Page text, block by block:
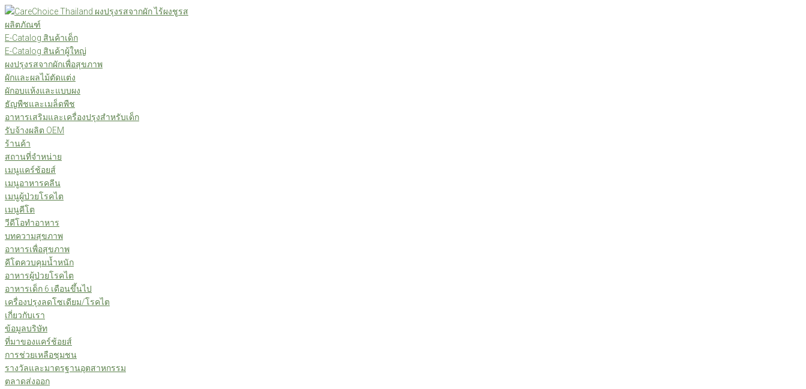
Skip
to
content
ผลิตภัณฑ์
E-Catalog สินค้าเด็ก
E-Catalog สินค้าผู้ใหญ่
ผงปรุงรสจากผักเพื่อสุขภาพ
ผักและผลไม้ตัดแต่ง
ผักอบแห้งและแบบผง
ธัญพืชและเมล็ดพืช
อาหารเสริมและเครื่องปรุงสำหรับเด็ก
รับจ้างผลิต OEM
ร้านค้า
สถานที่จำหน่าย
เมนูแคร์ช้อยส์
เมนูอาหารคลีน
เมนูผู้ป่วยโรคไต
เมนูคีโต
วีดีโอทำอาหาร
บทความสุขภาพ
อาหารเพื่อสุขภาพ
คีโตควบคุมน้ำหนัก
อาหารผู้ป่วยโรคไต
อาหารเด็ก 6 เดือนขึ้นไป
เครื่องปรุงลดโซเดียม/โรคไต
เกี่ยวกับเรา
ข้อมูลบริษัท
ที่มาของแคร์ช้อยส์
การช่วยเหลือชุมชน
รางวัลและมาตรฐานอุตสาหกรรม
ตลาดส่งออก